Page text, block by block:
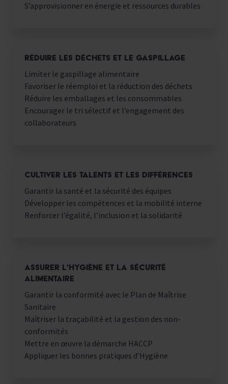
S’approvisionner en énergie et ressources durables
RÉDUIRE LES DÉCHETS ET LE GASPILLAGE
Limiter le gaspillage alimentaire
Favoriser le réemploi et la réduction des déchets
Réduire les emballages et les consommables
Encourager le tri sélectif et l’engagement des
collaborateurs
CULTIVER LES TALENTS ET LES DIFFÉRENCES
Garantir la santé et la sécurité des équipes
Développer les compétences et la mobilité interne
Renforcer l’égalité, l’inclusion et la solidarité
ASSURER L'HYGIÈNE ET LA SÉCURITÉ
ALIMENTAIRE
Garantir la conformité avec le Plan de Maîtrise
Sanitaire
Maîtriser la traçabilité et la gestion des non-
conformités
Mettre en œuvre la démarche HACCP
Appliquer les bonnes pratiques d’Hygiène